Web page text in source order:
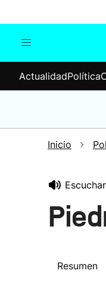
ActualidadPolítica
Inicio
Escuchar
Resumen